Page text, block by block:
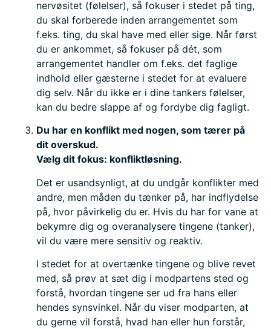
nervøsitet (følelser), så fokuser i stedet på ting,
du skal forberede inden arrangementet som
f.eks. ting, du skal have med eller sige. Når først
du er ankommet, så fokuser på dét, som
arrangementet handler om f.eks. det faglige
indhold eller gæsterne i stedet for at evaluere
dig selv. Når du ikke er i dine tankers følelser,
kan du bedre slappe af og fordybe dig fagligt.
Du har en konflikt med nogen, som tærer på
dit overskud.
Vælg dit fokus: konfliktløsning.
Det er usandsynligt, at du undgår konflikter med
andre, men måden du tænker på, har indflydelse
på, hvor påvirkelig du er. Hvis du har for vane at
bekymre dig og overanalysere tingene (tanker),
vil du være mere sensitiv og reaktiv.
I stedet for at overtænke tingene og blive revet
med, så prøv at sæt dig i modpartens sted og
forstå, hvordan tingene ser ud fra hans eller
hendes synsvinkel. Når du viser modparten, at
du gerne vil forstå, hvad han eller hun forstår,